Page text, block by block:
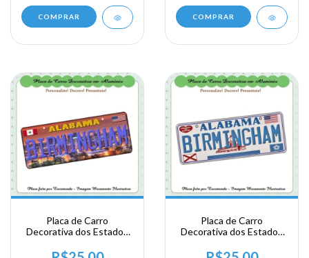
COMPRAR COMPRAR
Placa de Carro
Decorativa dos Estados
USA - Area Sul - Alabama
Placa de Carro
Decorativa dos Estados
USA - Area Sul - Alabama